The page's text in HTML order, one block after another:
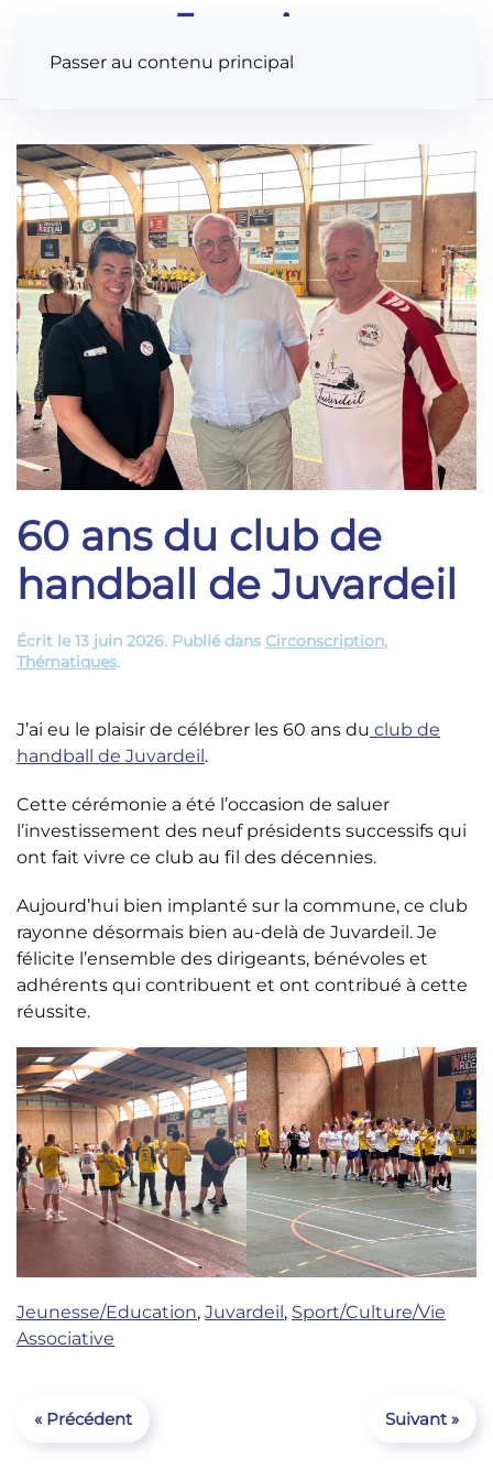
Passer au contenu principal
60 ans du club de
handball de Juvardeil
Écrit le13 juin 2026. Publié dans Circonscription,
Thématiques.
J’ai eu le plaisir de célébrer les 60 ans du club de
handball de Juvardeil.
Cette cérémonie a été l’occasion de saluer
l’investissement des neuf présidents successifs qui
ont fait vivre ce club au fil des décennies.
Aujourd’hui bien implanté sur la commune, ce club
rayonne désormais bien au-delà de Juvardeil. Je
félicite l’ensemble des dirigeants, bénévoles et
adhérents qui contribuent et ont contribué à cette
réussite.
Jeunesse/Education, Juvardeil, Sport/Culture/Vie
Associative
« Précédent Suivant »
Panneau de gestion des cookies